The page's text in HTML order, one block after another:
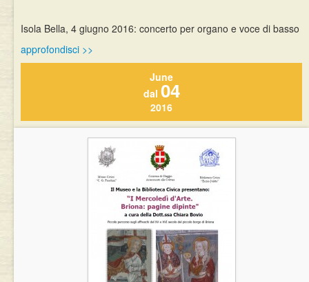
Isola Bella, 4 giugno 2016: concerto per organo e voce di basso
approfondisci >>
June
dal 04
2016